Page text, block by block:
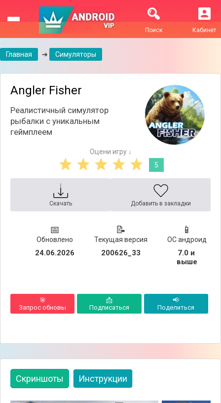
Кабинет
Поиск
Главная ➔ Симуляторы
Angler Fisher
Реалистичный симулятор
рыбалки с уникальным
геймплеем
Оцени игру ↓
5
Скачать Добавить в закладки
📅
Обновлено
24.06.2026
📝
Текущая версия
200626_33
📱
ОС андроид
7.0 и
выше
🎯
Запрос обновы
📩
Подписаться
📢
Поделиться
Скриншоты Инструкции